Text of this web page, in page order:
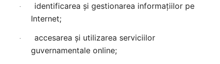
·
identificarea și gestionarea informațiilor pe
Internet;
·
accesarea și utilizarea serviciilor
guvernamentale online;